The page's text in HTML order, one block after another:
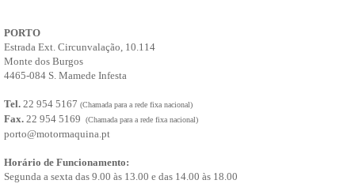
Escovas limpa vidros
Elevadores de vidro
Dobradiças
Carroçaria diversos
Cabos
Borrachas e vedantes
Acabamento exterior
CHASSIS
CLIMATIZAÇÃO
PORTO
Estrada Ext. Circunvalação, 10.114
Monte dos Burgos
4465-084 S. Mamede Infesta
Tel. 22 954 5167 (Chamada para a rede fixa nacional)
Fax. 22 954 5169 (Chamada para a rede fixa nacional)
porto@motormaquina.pt
Horário de Funcionamento:
Segunda a sexta das 9.00 às 13.00 e das 14.00 às 18.00